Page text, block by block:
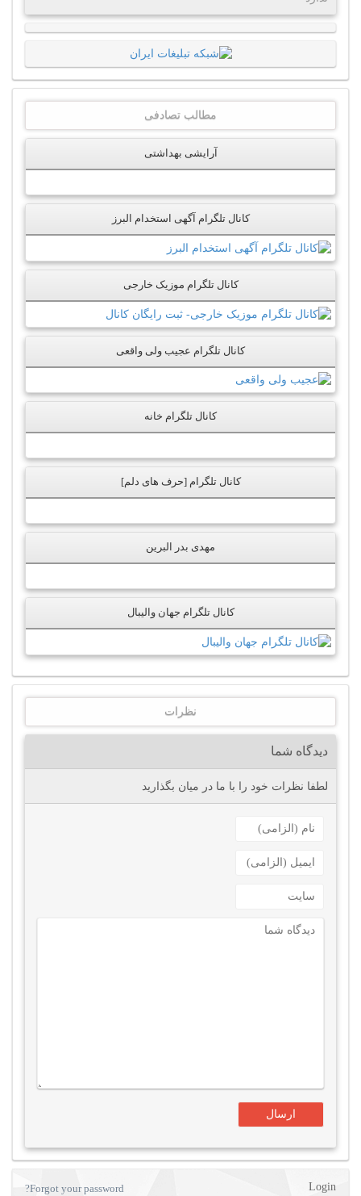
مطالب تصادفی
آرایشی بهداشتی
کانال تلگرام آگهی استخدام البرز
کانال تلگرام موزیک خارجی
کانال تلگرام عجیب ولی واقعی
کانال تلگرام خانه
کانال تلگرام [حرف های دلم]
مهدی بدر البرین
کانال تلگرام جهان والیبال
نظرات
دیدگاه شما
لطفا نظرات خود را با ما در میان بگذارید
Login
Forgot your password?